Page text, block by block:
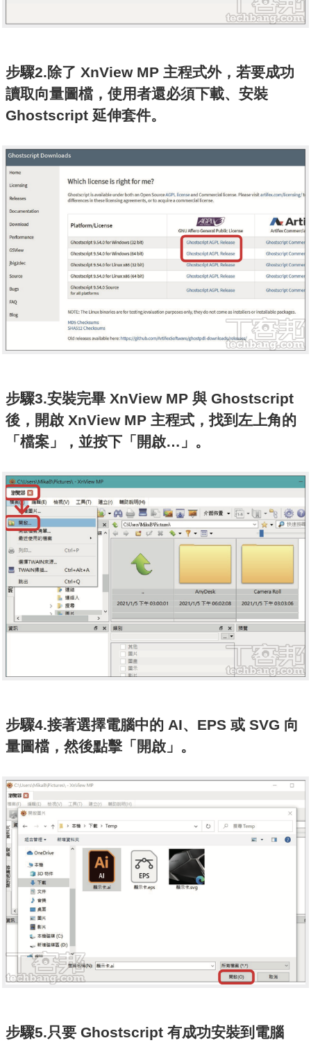
步驟2.除了 XnView MP 主程式外，若要成功
讀取向量圖檔，使用者還必須下載、安裝
Ghostscript 延伸套件。
步驟3.安裝完畢 XnView MP 與 Ghostscript
後，開啟 XnView MP 主程式，找到左上角的
「檔案」，並按下「開啟…」。
步驟4.接著選擇電腦中的 AI、EPS 或 SVG 向
量圖檔，然後點擊「開啟」。
步驟5.只要 Ghostscript 有成功安裝到電腦